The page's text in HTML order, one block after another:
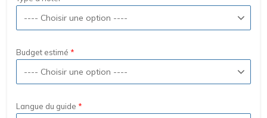
Budget estimé
Langue du guide